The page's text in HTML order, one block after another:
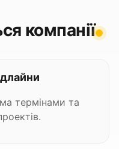
компанії
термінами та